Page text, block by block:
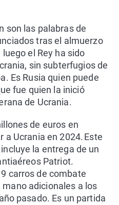
son las palabras de
tras el almuerzo
el Rey ha sido
sin subterfugios de
Es Rusia quien puede
fue quien la inició
de Ucrania.
de euros en
Ucrania en 2024. Este
la entrega de un
Patriot.
carros de combate
adicionales a los
pasado. Es un partida